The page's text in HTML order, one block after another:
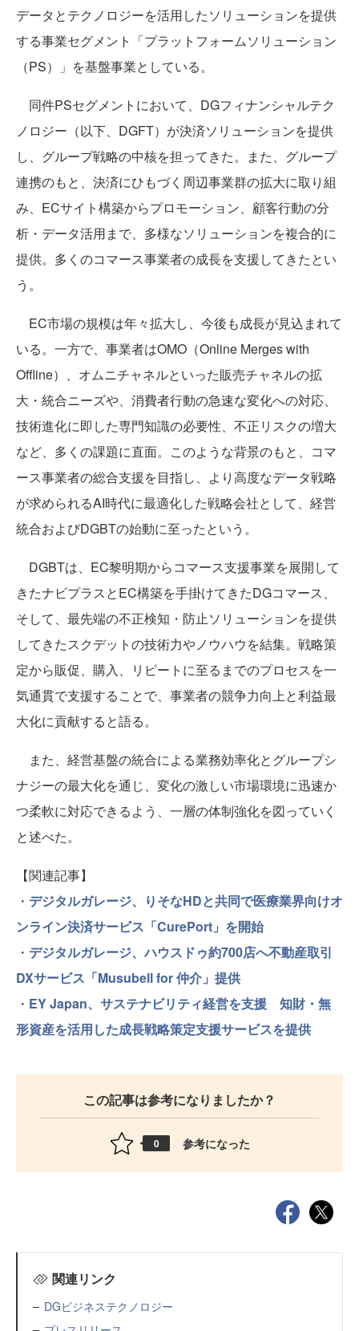
データとテクノロジーを活用したソリューションを提供
する事業セグメント「プラットフォームソリューション
（PS）」を基盤事業としている。
同件PSセグメントにおいて、DGフィナンシャルテク
ノロジー（以下、DGFT）が決済ソリューションを提供
し、グループ戦略の中核を担ってきた。また、グループ
連携のもと、決済にひもづく周辺事業群の拡大に取り組
み、ECサイト構築からプロモーション、顧客行動の分
析・データ活用まで、多様なソリューションを複合的に
提供。多くのコマース事業者の成長を支援してきたとい
う。
EC市場の規模は年々拡大し、今後も成長が見込まれて
いる。一方で、事業者はOMO（Online Merges with
Offline）、オムニチャネルといった販売チャネルの拡
大・統合ニーズや、消費者行動の急速な変化への対応、
技術進化に即した専門知識の必要性、不正リスクの増大
など、多くの課題に直面。このような背景のもと、コマ
ース事業者の総合支援を目指し、より高度なデータ戦略
が求められるAI時代に最適化した戦略会社として、経営
統合およびDGBTの始動に至ったという。
DGBTは、EC黎明期からコマース支援事業を展開して
きたナビプラスとEC構築を手掛けてきたDGコマース、
そして、最先端の不正検知・防止ソリューションを提供
してきたスクデットの技術力やノウハウを結集。戦略策
定から販促、購入、リピートに至るまでのプロセスを一
気通貫で支援することで、事業者の競争力向上と利益最
大化に貢献すると語る。
また、経営基盤の統合による業務効率化とグループシ
ナジーの最大化を通じ、変化の激しい市場環境に迅速か
つ柔軟に対応できるよう、一層の体制強化を図っていく
と述べた。
【関連記事】
・ デジタルガレージ、りそなHDと共同で医療業界向けオ
ンライン決済サービス「CurePort」を開始
・ デジタルガレージ、ハウスドゥ約700店へ不動産取引
DXサービス「Musubell for 仲介」提供
・ EY Japan、サステナビリティ経営を支援 知財・無
形資産を活用した成長戦略策定支援サービスを提供
この記事は参考になりましたか？
0 参考になった
関連リンク
DGビジネステクノロジー